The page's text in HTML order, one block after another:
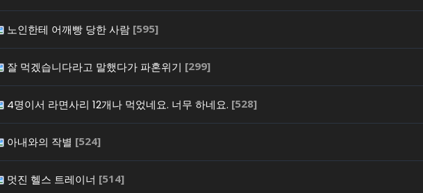
노인한테 어깨빵 당한 사람 [595]
잘 먹겠습니다라고 말했다가 파혼위기 [299]
4명이서 라면사리 12개나 먹었네요. 너무 하네요. [528]
아내와의 작별 [524]
멋진 헬스 트레이너 [514]